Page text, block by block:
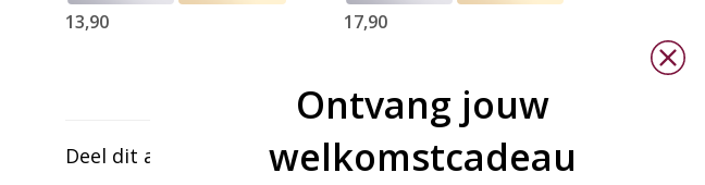
13,90 17,90
Deel dit artikel
Ontvang jouw
welkomstcadeau